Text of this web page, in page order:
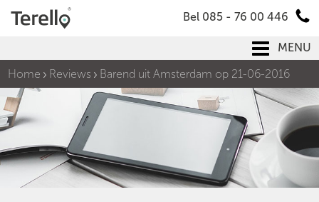
Bel 085 - 76 00 446
MENU
Home
Reviews Barend uit Amsterdam op 21-06-2016